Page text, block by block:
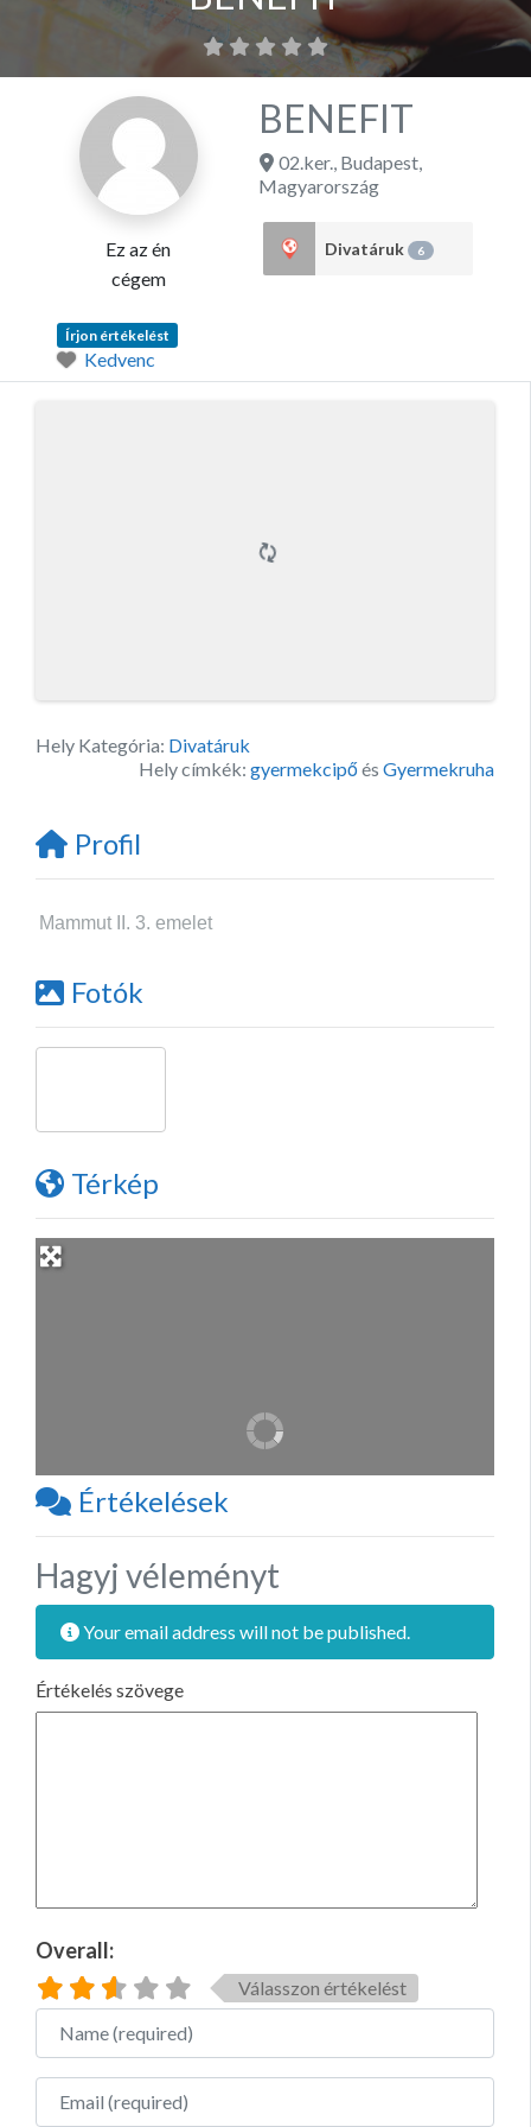
Ez az én
cégem
BENEFIT
02.ker., Budapest,
Magyarország
Divatáruk 6
Írjon értékelést
Kedvenc
Hely Kategória: Divatáruk
Hely címkék: gyermekcipőés Gyermekruha
Profil
Mammut II. 3. emelet
Fotók
Térkép
Értékelések
Hagyj véleményt
Your email address will not be published.
Értékelés szövege
Overall:
Válasszon értékelést
Name
Email